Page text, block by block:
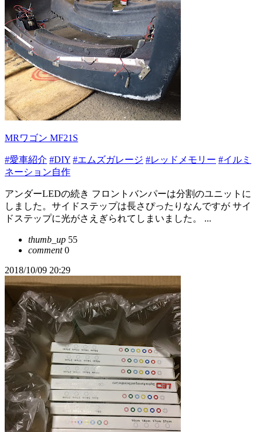
MRワゴン MF21S
#愛車紹介 #DIY #エムズガレージ #レッドメモリー #イルミ
ネーション自作
アンダーLEDの続き フロントバンパーは分割のユニットに
しました。サイドステップは長さぴったりなんですが サイ
ドステップに光がさえぎられてしまいました。 ...
thumb_up 55
comment0
2018/10/09 20:29